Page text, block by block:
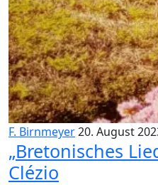
F. Birnmeyer20. August
„Bretonisches
Clézio